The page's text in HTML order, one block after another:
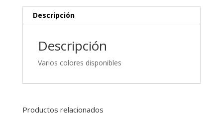
Descripción
Descripción
Varios colores disponibles
Productos relacionados